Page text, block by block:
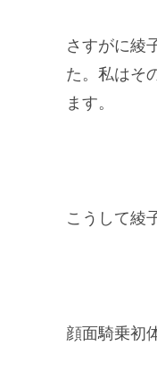
さすがに綾
た。私はそ
ます。
こうして綾
顔面騎乗初